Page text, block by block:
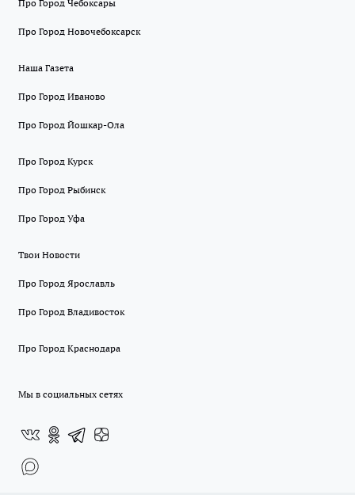
Про Город Чебоксары
Про Город Новочебоксарск
Наша Газета
Про Город Иваново
Про Город Йошкар-Ола
Про Город Курск
Про Город Рыбинск
Про Город Уфа
Твои Новости
Про Город Ярославль
Про Город Владивосток
Про Город Краснодара
Мы в социальных сетях